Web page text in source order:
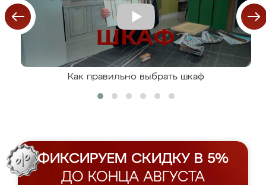
Как правильно выбрать шкаф
ФИКСИРУЕМ СКИДКУ В 5%
ДО КОНЦА АВГУСТА